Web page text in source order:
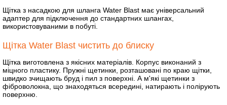
Щітка з насадкою для шланга Watеr Blast має універсальний
адаптер для підключення до стандартних шлангах,
використовуваними в побуті.
Щітка Watеr Blast чистить до блиску
Щітка виготовлена з якісних матеріалів. Корпус виконаний з
міцного пластику. Пружні щетинки, розташовані по краю щітки,
швидко зчищають бруд і пил з поверхні. А м'які щетинки з
фіброволокна, що знаходяться всередині, натирають і полірують
поверхню.